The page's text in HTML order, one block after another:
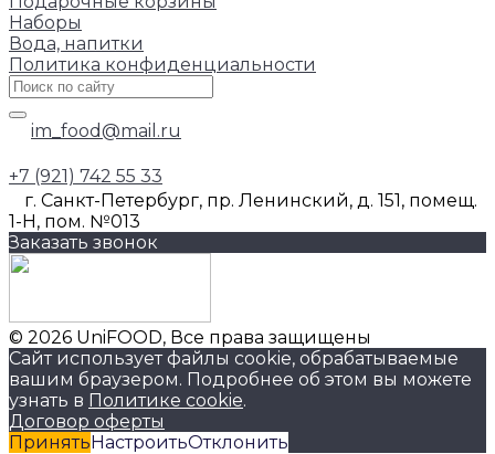
Наборы
Вода, напитки
Политика конфиденциальности
im_food@mail.ru
+7 (921) 742 55 33
г. Санкт-Петербург, пр. Ленинский, д. 151, помещ.
1-Н, пом. №013
Заказать звонок
© 2026 UniFOOD, Все права защищены
Сайт использует файлы cookie, обрабатываемые
вашим браузером. Подробнее об этом вы можете
узнать в Политике cookie.
Договор оферты
ПринятьНастроитьОтклонить